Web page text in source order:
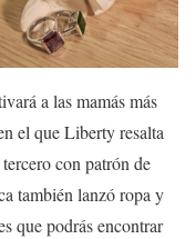
a las mamás más
el que Liberty resalta
con patrón de
también lanzó ropa y
que podrás encontrar